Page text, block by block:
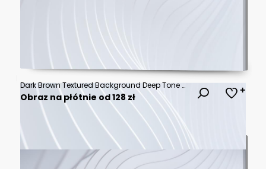
Dark Brown Textured Background Deep Tone Vertical Surface.
Obraz na płótnie od 128 zł